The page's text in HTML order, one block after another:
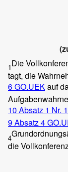
1Die
tagt, die
6 GO.UEKauf
10 Absatz 1 Nr.
9 Absatz 4
4
die